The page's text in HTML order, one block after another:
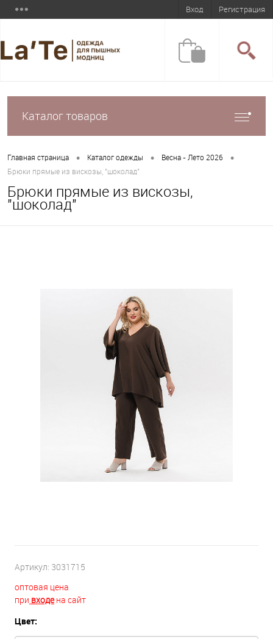
Вход Регистрация
Каталог товаров
Главная страница • Каталог одежды • Весна - Лето 2026 •
Брюки прямые из вискозы, "шоколад"
Брюки прямые из вискозы,
"шоколад"
Артикул: 3031715
оптовая цена
при входена сайт
Цвет: